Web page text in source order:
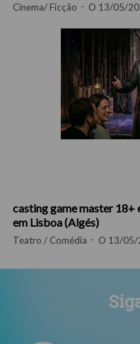
Cinema/ Ficção O 13/05/
casting game master 18+
em Lisboa (Algés)
Teatro / Comédia O 13/05/